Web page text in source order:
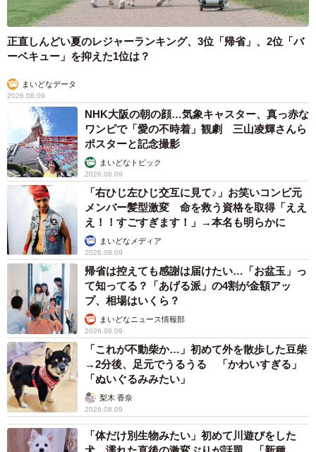
正直しんどい夏のレジャーランキング、3位「帰省」、2位「バ
ーベキュー」を抑えた1位は？
まいどなデータ
2026.08.09
NHK大阪の朝の顔…気象キャスター、真っ赤な
ワンピで「愛の不時着」観劇 三山凌輝さんら
ポスターと記念撮影
まいどなトピック
2026.08.09
「右ひじ左ひじ交互に見て♪」お笑いコンビ元
メンバー髪型激変 命を救う資格を取得「ええ
え！！すごすぎます！」→本名も明らかに
まいどなメディア
2026.08.09
帰省は控えても感謝は届けたい…「お盆玉」っ
て知ってる？「あげる派」の4割が金額アッ
プ、相場はいくら？
まいどなニュース情報部
2026.08.09
「これが不動柴か…」初めて外を散歩した豆柴
→2分後、足元でうるうる 「かわいすぎる」
「ぬいぐるみみたい」
梨木 香奈
2026.08.09
「体だけ別生物みたい」初めて川遊びをした